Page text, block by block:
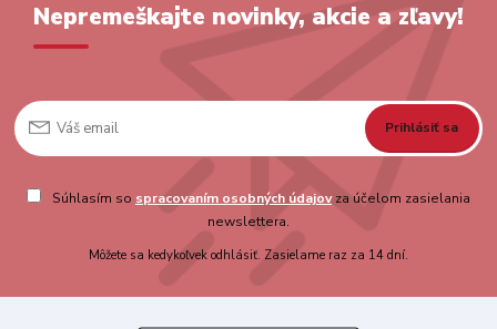
Nepremeškajte novinky, akcie a zľavy!
Prihlásiť sa
Súhlasím so spracovaním osobných údajovza účelom zasielania
newslettera.
Môžete sa kedykoľvek odhlásiť. Zasielame raz za 14 dní.